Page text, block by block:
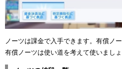
ノーツは課金で入手できます。有償ノ
有償ノーツは使い道を考えて使いましょ